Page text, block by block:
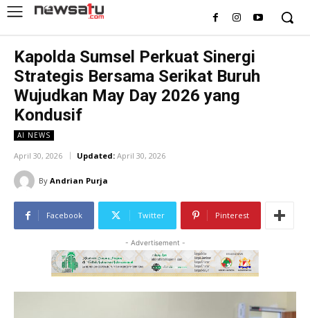
Kapolda Sumsel Perkuat Sinergi
Strategis Bersama Serikat Buruh
Wujudkan May Day 2026 yang
Kondusif
AI NEWS
April 30, 2026 Updated: April 30, 2026
By Andrian Purja
Facebook Twitter Pinterest
- Advertisement -